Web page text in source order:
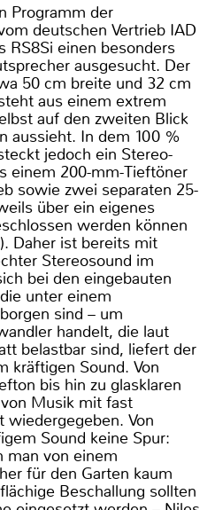
Programm der
deutschen Vertrieb IAD
RS8Si einen besonders
ausgesucht. Der
50 cm breite und 32 cm
aus einem extrem
auf den zweiten Blick
aussieht. In dem 100 %
jedoch ein Stereo-
einem 200-mm-Tieftöner
sowie zwei separaten 25-
über ein eigenes
werden können
Daher ist bereits mit
Stereosound im
bei den eingebauten
unter einem
sind – um
handelt, die laut
belastbar sind, liefert der
kräftigen Sound. Von
bis hin zu glasklaren
Musik mit fast
wiedergegeben. Von
Sound keine Spur:
man von einem
für den Garten kaum
Beschallung sollten